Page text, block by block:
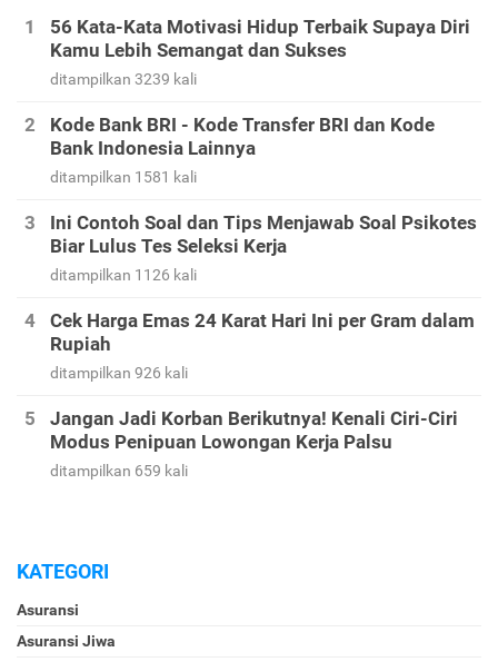
56 Kata-Kata Motivasi Hidup Terbaik Supaya Diri
Kamu Lebih Semangat dan Sukses
ditampilkan 3239 kali
Kode Bank BRI - Kode Transfer BRI dan Kode
Bank Indonesia Lainnya
ditampilkan 1581 kali
Ini Contoh Soal dan Tips Menjawab Soal Psikotes
Biar Lulus Tes Seleksi Kerja
ditampilkan 1126 kali
Cek Harga Emas 24 Karat Hari Ini per Gram dalam
Rupiah
ditampilkan 926 kali
Jangan Jadi Korban Berikutnya! Kenali Ciri-Ciri
Modus Penipuan Lowongan Kerja Palsu
ditampilkan 659 kali
KATEGORI
Asuransi
Asuransi Jiwa